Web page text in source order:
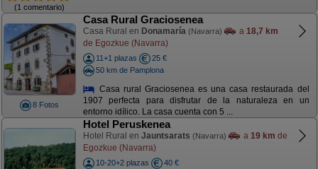
(1 comentario)
8 Fotos
Casa Rural Graciosenea
Casa Rural en Donamaría (Navarra) a 18,7 km
de Egozkue (Navarra)
11+1 plazas
25 €
50 km de Pamplona
Casa rural Graciosenea es una casa restaurada del
1907 perfecta para disfrutar de la naturaleza en un
entorno idílico. La casa cuenta con 5 ...
Hotel Peruskenea
Hotel Rural en Jauntsarats (Navarra) a 19 km de
Egozkue (Navarra)
10-20+2 plazas
40 €